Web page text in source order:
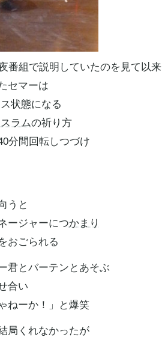
番組で説明していたのを見て以来
セマーは
状態になる
ラムの祈り方
分間回転しつづけ
うと
ージャーにつかまり
おごられる
君とバーテンとあそぶ
合い
ねーか！」と爆笑
局くれなかったが